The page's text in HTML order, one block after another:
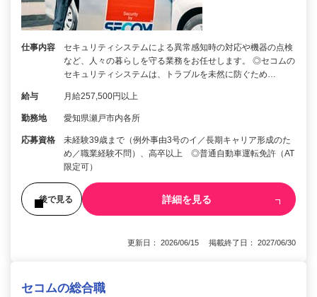
仕事内容
セキュリティシステムによる異常感知時の対応や機器の点検
など、人々の暮らしを守る業務をお任せします。 ◎セコムの
セキュリティシステムは、トラブルを未然に防ぐため…
給与 月給257,500円以上
勤務地 愛知県瀬戸市内各所
応募資格
未経験39歳まで（例外事由3号のイ／長期キャリア形成のた
め／職業経験不問）、高卒以上 ◎普通自動車運転免許（AT
限定可）
後で見る 詳細を見る
更新日： 2026/06/15 掲載終了日： 2027/06/30
セコムの総合職